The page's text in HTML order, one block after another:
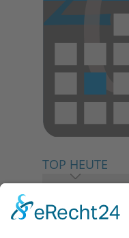
TOP HEUTE